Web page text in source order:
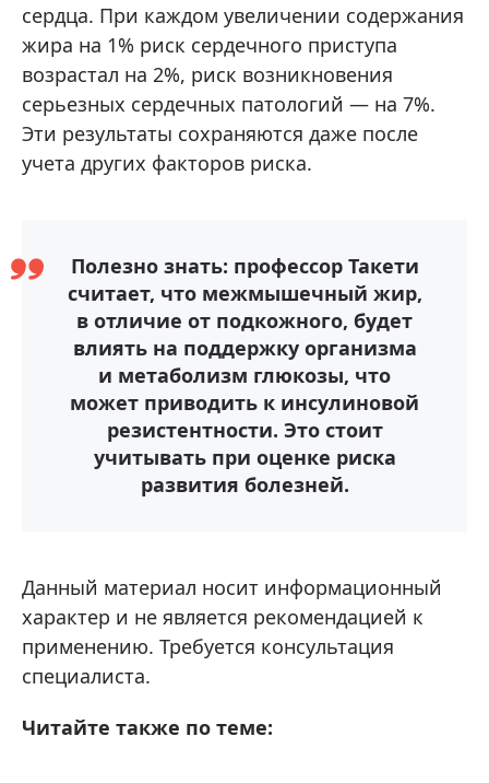
сердца. При каждом увеличении содержания
жира на 1% риск сердечного приступа
возрастал на 2%, риск возникновения
серьезных сердечных патологий — на 7%.
Эти результаты сохраняются даже после
учета других факторов риска.
Полезно знать: профессор Такети
считает, что межмышечный жир,
в отличие от подкожного, будет
влиять на поддержку организма
и метаболизм глюкозы, что
может приводить к инсулиновой
резистентности. Это стоит
учитывать при оценке риска
развития болезней.
Данный материал носит информационный
характер и не является рекомендацией к
применению. Требуется консультация
специалиста.
Читайте также по теме: